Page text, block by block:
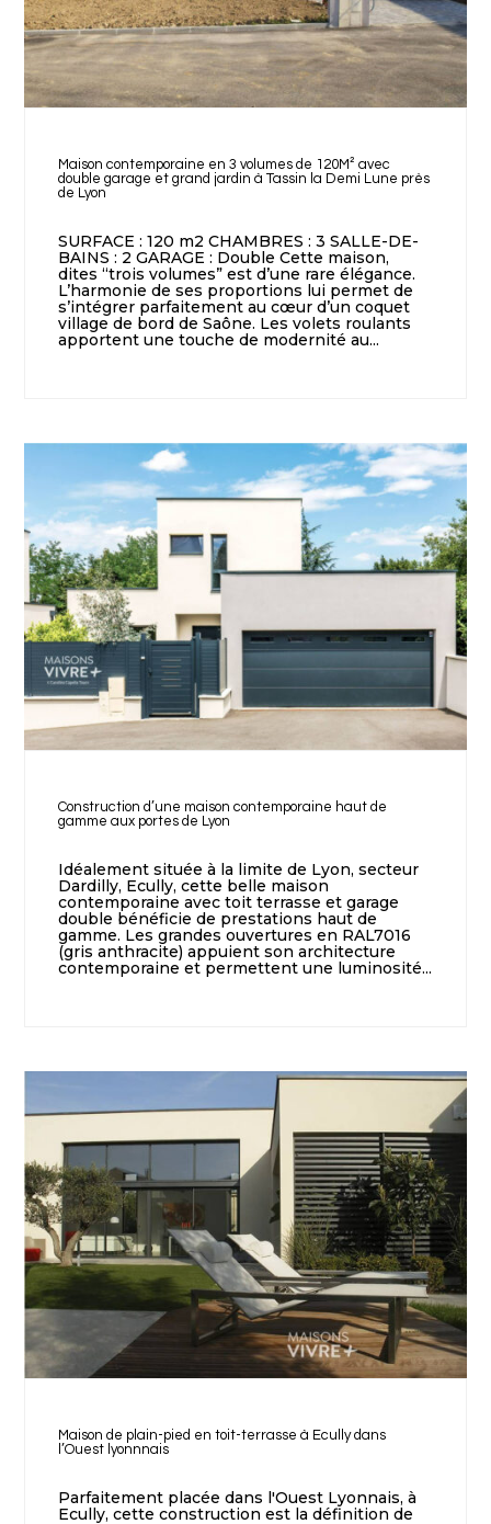
Maison contemporaine en 3 volumes de 120M² avec
double garage et grand jardin à Tassin la Demi Lune près
de Lyon
SURFACE : 120 m2 CHAMBRES : 3 SALLE-DE-
BAINS : 2 GARAGE : Double Cette maison,
dites “trois volumes” est d’une rare élégance.
L’harmonie de ses proportions lui permet de
s’intégrer parfaitement au cœur d’un coquet
village de bord de Saône. Les volets roulants
apportent une touche de modernité au...
Construction d’une maison contemporaine haut de
gamme aux portes de Lyon
Idéalement située à la limite de Lyon, secteur
Dardilly, Ecully, cette belle maison
contemporaine avec toit terrasse et garage
double bénéficie de prestations haut de
gamme. Les grandes ouvertures en RAL7016
(gris anthracite) appuient son architecture
contemporaine et permettent une luminosité...
Maison de plain-pied en toit-terrasse à Ecully dans
l’Ouest lyonnnais
Parfaitement placée dans l'Ouest Lyonnais, à
Ecully, cette construction est la définition de